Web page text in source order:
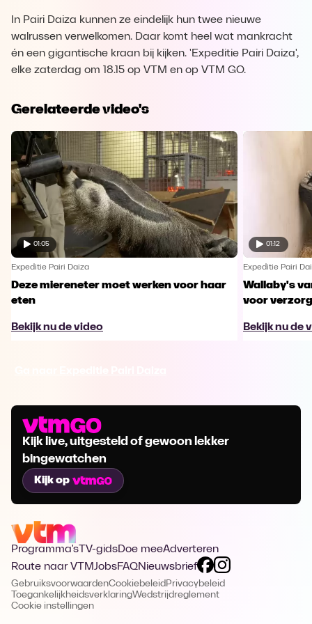
In Pairi Daiza kunnen ze eindelijk hun twee nieuwe
walrussen verwelkomen. Daar komt heel wat mankracht
én een gigantische kraan bij kijken. 'Expeditie Pairi Daiza',
elke zaterdag om 18.15 op VTM en op VTM GO.
Gerelateerde video's
01:05
Expeditie Pairi Daiza
Deze miereneter moet werken voor haar
eten
Bekijk nu de video
01:12
Expeditie Pairi
Wallaby's
voor
Bekijk nu de
Kijk live, uitgesteld of gewoon lekker
bingewatchen
Kijk op
Programma's TV-gidsDoe meeAdverteren
Route naar VTMJobsFAQNieuwsbrief
GebruiksvoorwaardenCookiebeleid Privacybeleid
ToegankelijkheidsverklaringWedstrijdreglement
Cookie instellingen